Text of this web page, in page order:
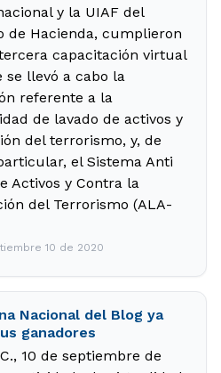
y la UIAF del
de Hacienda, cumplieron
capacitación virtual
se llevó a cabo la
referente a la
de lavado de activos y
del terrorismo, y, de
el Sistema Anti
Activos y Contra la
del Terrorismo (ALA-
10 de 2020
Nacional del Blog ya
ganadores
10 de septiembre de